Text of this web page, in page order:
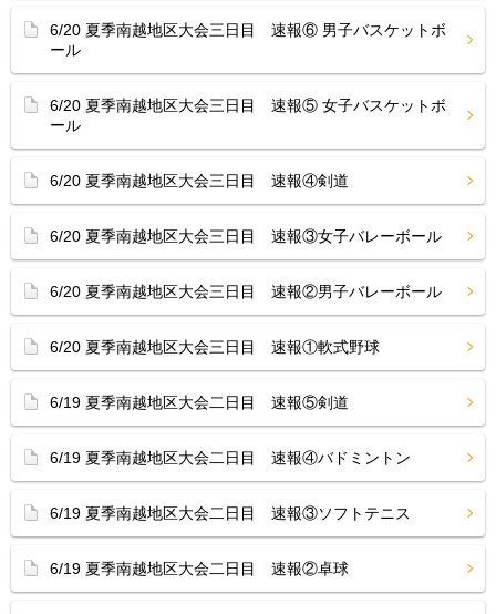
6/20 夏季南越地区大会三日目 速報⑥ 男子バスケットボ
ール
6/20 夏季南越地区大会三日目 速報⑤ 女子バスケットボ
ール
6/20 夏季南越地区大会三日目 速報④剣道
6/20 夏季南越地区大会三日目 速報③女子バレーボール
6/20 夏季南越地区大会三日目 速報②男子バレーボール
6/20 夏季南越地区大会三日目 速報①軟式野球
6/19 夏季南越地区大会二日目 速報⑤剣道
6/19 夏季南越地区大会二日目 速報④バドミントン
6/19 夏季南越地区大会二日目 速報③ソフトテニス
6/19 夏季南越地区大会二日目 速報②卓球